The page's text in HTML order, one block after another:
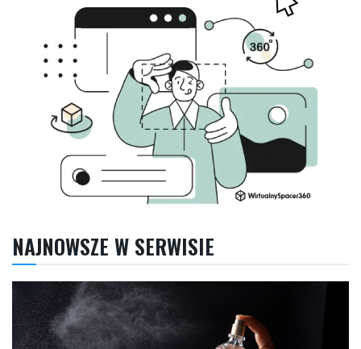
NAJNOWSZE W SERWISIE